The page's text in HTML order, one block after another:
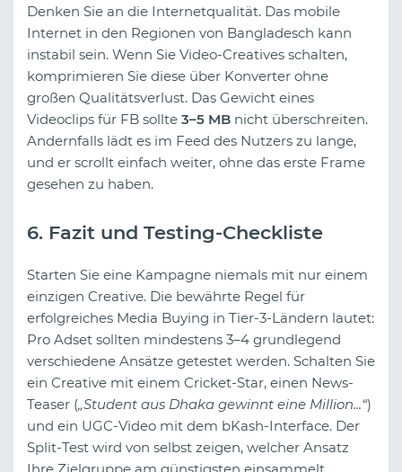
Denken Sie an die Internetqualität. Das mobile
Internet in den Regionen von Bangladesch kann
instabil sein. Wenn Sie Video-Creatives schalten,
komprimieren Sie diese über Konverter ohne
großen Qualitätsverlust. Das Gewicht eines
Videoclips für FB sollte 3–5 MB nicht überschreiten.
Andernfalls lädt es im Feed des Nutzers zu lange,
und er scrollt einfach weiter, ohne das erste Frame
gesehen zu haben.
6. Fazit und Testing-Checkliste
Starten Sie eine Kampagne niemals mit nur einem
einzigen Creative. Die bewährte Regel für
erfolgreiches Media Buying in Tier-3-Ländern lautet:
Pro Adset sollten mindestens 3–4 grundlegend
verschiedene Ansätze getestet werden. Schalten Sie
ein Creative mit einem Cricket-Star, einen News-
Teaser („Student aus Dhaka gewinnt eine Million...“)
und ein UGC-Video mit dem bKash-Interface. Der
Split-Test wird von selbst zeigen, welcher Ansatz